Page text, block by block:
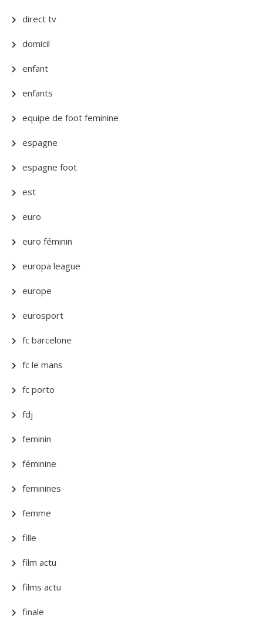
direct tv
domicil
enfant
enfants
equipe de foot feminine
espagne
espagne foot
est
euro
euro féminin
europa league
europe
eurosport
fc barcelone
fc le mans
fc porto
fdj
feminin
féminine
feminines
femme
fille
film actu
films actu
finale